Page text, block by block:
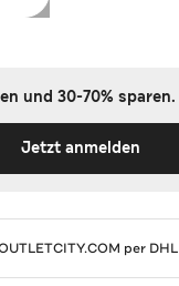
und 30-70% sparen.
Jetzt anmelden
per DHL